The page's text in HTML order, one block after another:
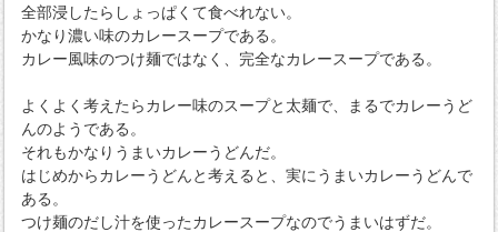
全部浸したらしょっぱくて食べれない。
かなり濃い味のカレースープである。
カレー風味のつけ麺ではなく、完全なカレースープである。
よくよく考えたらカレー味のスープと太麺で、まるでカレーうど
んのようである。
それもかなりうまいカレーうどんだ。
はじめからカレーうどんと考えると、実にうまいカレーうどんで
ある。
つけ麺のだし汁を使ったカレースープなのでうまいはずだ。